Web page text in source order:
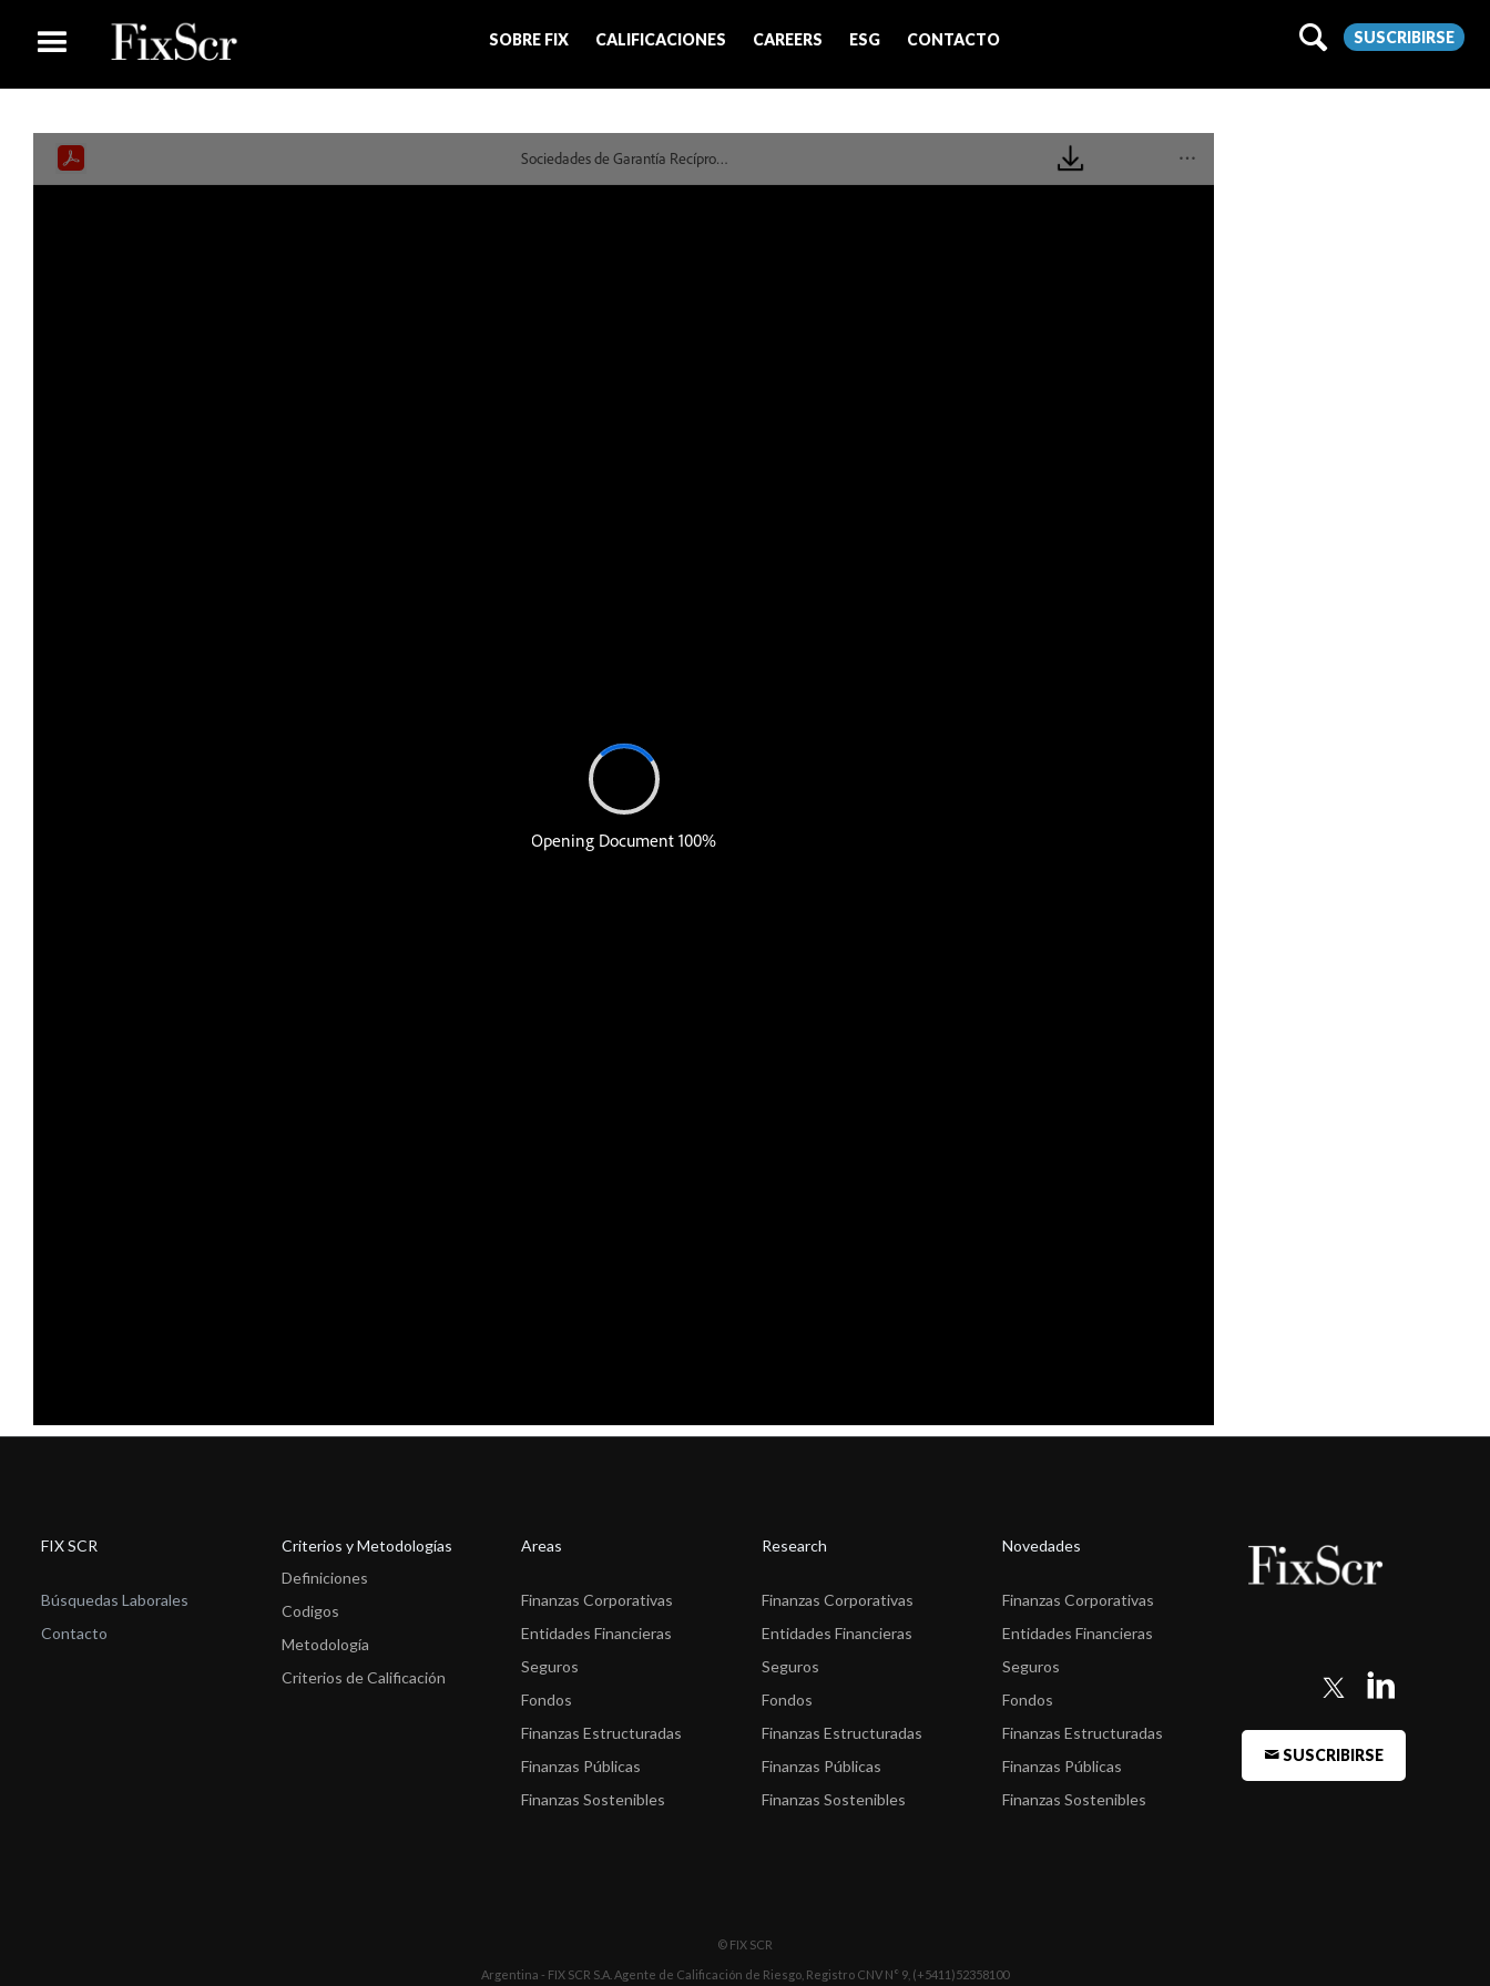
SOBRE FIX CALIFICACIONES CAREERS ESG CONTACTO SUSCRIBIRSE
FIX SCR
Búsquedas Laborales
Contacto
Criterios y Metodologías
Definiciones
Codigos
Metodología
Criterios de Calificación
Areas
Finanzas Corporativas
Entidades Financieras
Seguros
Fondos
Finanzas Estructuradas
Finanzas Públicas
Finanzas Sostenibles
Research
Finanzas Corporativas
Entidades Financieras
Seguros
Fondos
Finanzas Estructuradas
Finanzas Públicas
Finanzas Sostenibles
Novedades
Finanzas Corporativas
Entidades Financieras
Seguros
Fondos
Finanzas Estructuradas
Finanzas Públicas
Finanzas Sostenibles
SUSCRIBIRSE
© FIX SCR
Argentina - FIX SCR S.A. Agente de Calificación de Riesgo, Registro CNV N° 9, (+5411)52358100